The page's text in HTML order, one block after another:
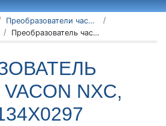
Преобразователи частоты Vacon
Преобразователь частоты Vacon NXC, NXP/NXS 134X0297
NXC,